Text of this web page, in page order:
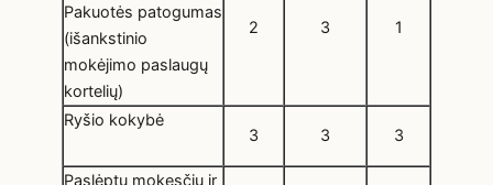
Pakuotės patogumas
(išankstinio
mokėjimo paslaugų
kortelių)
2 3 1
Ryšio kokybė
3
3 3
Paslėptų mokesčių ir